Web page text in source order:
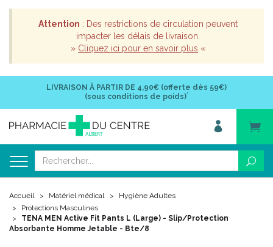
Attention : Des restrictions de circulation peuvent
impacter les délais de livraison.
» Cliquez ici pour en savoir plus «
LIVRAISON À PARTIR DE 4,90€ (offerte dès 59€)
(sous conditions de poids)*
Accueil Matériel médical
Hygiène Adultes
Protections Masculines
TENA MEN Active Fit Pants L (Large) - Slip/Protection
Absorbante Homme Jetable - Bte/8